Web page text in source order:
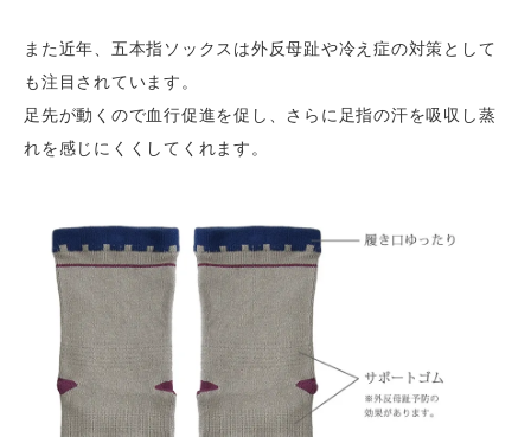
また近年、五本指ソックスは外反母趾や冷え症の対策として
も注目されています。
足先が動くので血行促進を促し、さらに足指の汗を吸収し蒸
れを感じにくくしてくれます。